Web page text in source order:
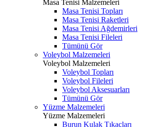
Masa Tenisi Malzemeleri
Masa Tenisi Topları
Masa Tenisi Raketleri
Masa Tenisi Ağdemirleri
Masa Tenisi Fileleri
Tümünü Gör
Voleybol Malzemeleri
Voleybol Malzemeleri
Voleybol Topları
Voleybol Fileleri
Voleybol Aksesuarları
Tümünü Gör
Yüzme Malzemeleri
Yüzme Malzemeleri
Burun Kulak Tıkaçları